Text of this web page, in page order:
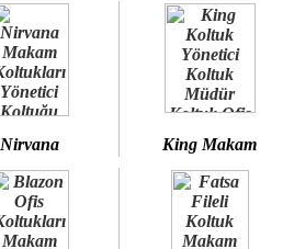
Nirvana King Makam